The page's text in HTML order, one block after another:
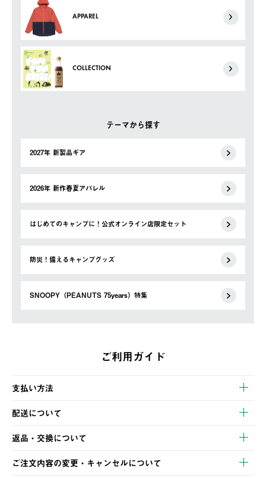
APPAREL
COLLECTION
テーマから探す
2027年 新製品ギア
2026年 新作春夏アパレル
はじめてのキャンプに！公式オンライン店限定セット
防災！備えるキャンプグッズ
SNOOPY（PEANUTS 75years）特集
ご利用ガイド
支払い方法
以下のいずれかの方法でお支払いいただけます。
・クレジットカード決済
・コンビニ決済
・Pay-easy決済
配送について
【発送スケジュール】
ご注文・ご入金完了より2営業日以内に商品を発送いたします。
土日祝の発送はございませんので、木曜日以降のご注文は週明け
の発送となる場合がございます。
返品・交換について
※お客様都合の場合
ご注文内容の変更・キャンセルについて